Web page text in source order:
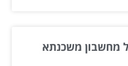
מחשבון משכנתא